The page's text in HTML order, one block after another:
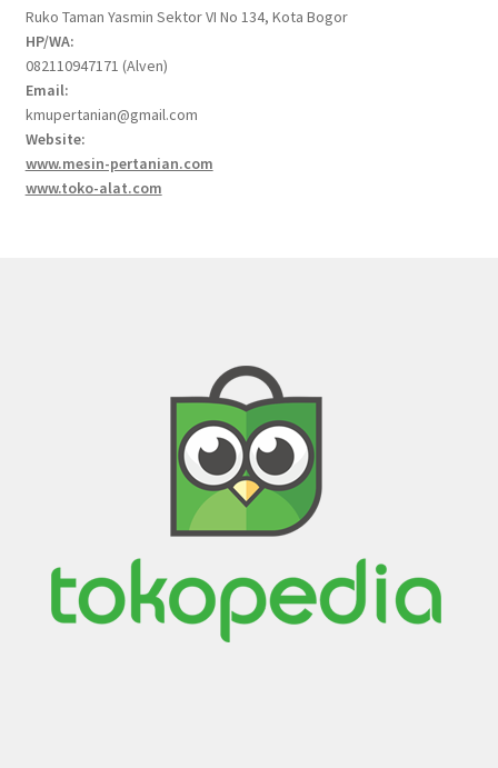
Ruko Taman Yasmin Sektor VI No 134, Kota Bogor
HP/WA:
082110947171 (Alven)
Email:
kmupertanian@gmail.com
Website:
www.mesin-pertanian.com
www.toko-alat.com